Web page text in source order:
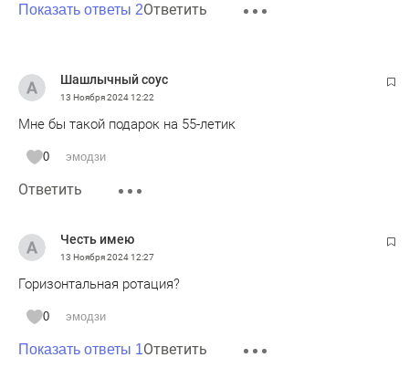
Показать ответы 2Ответить
Шашлычный соус
13 Ноября 202412:22
Мне бы такой подарок на 55-летик
0 эмодзи
Ответить
Честь имею
13 Ноября 202412:27
Горизонтальная ротация?
0 эмодзи
Показать ответы 1Ответить